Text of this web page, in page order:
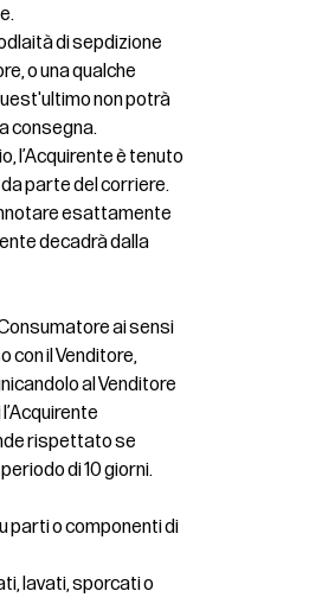
di sepdizione
o una qualche
non potrà
consegna.
l’Acquirente è tenuto
parte del corriere.
esattamente
decadrà dalla
ai sensi
con il Venditore,
al Venditore
rispettato se
di 10 giorni.
parti o componenti di
lavati, sporcati o